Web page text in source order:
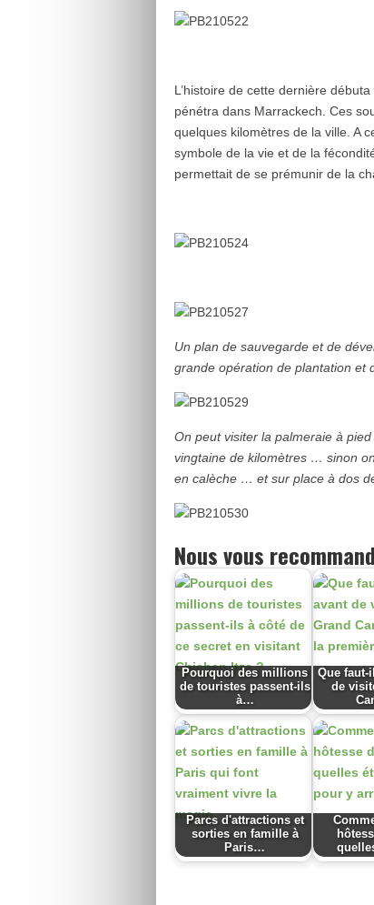
L’histoire de cette dernière
pénétra dans Marrackech. Ces
quelques kilomètres de la ville. A
symbole de la vie et de la
permettait de se prémunir de la
Un plan de sauvegarde et de
grande opération de plantation et
On peut visiter la palmeraie à
vingtaine de kilomètres … sinon
en calèche … et sur place à dos
Nous vous
Pourquoi des millions
de touristes passent-ils
à…
Que faut-
de
Parcs d'attractions et
sorties en famille à
Paris…